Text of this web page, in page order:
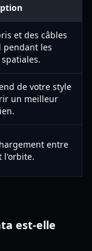
et des câbles
pendant les
de votre style
un meilleur
entre
l'orbite.
est-elle